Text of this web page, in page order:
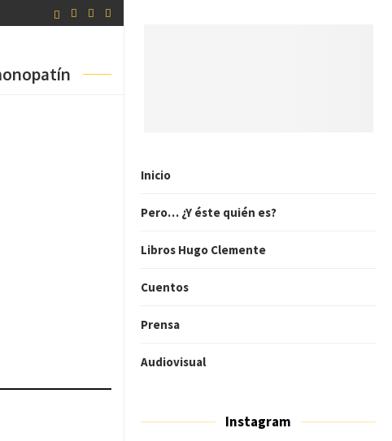
Inicio
Pero… ¿Y éste quién es?
Libros Hugo Clemente
Cuentos
Prensa
Audiovisual
Instagram